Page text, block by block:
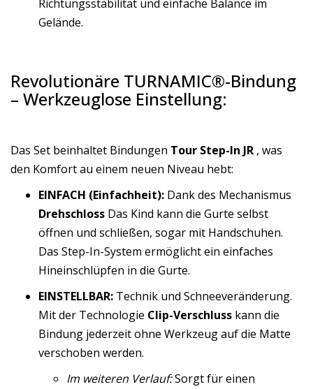
Richtungsstabilität und einfache Balance im
Gelände.
Revolutionäre TURNAMIC®-Bindung
– Werkzeuglose Einstellung:
Das Set beinhaltet Bindungen Tour Step-In JR , was
den Komfort au einem neuen Niveau hebt:
EINFACH (Einfachheit): Dank des Mechanismus
Drehschloss Das Kind kann die Gurte selbst
öffnen und schließen, sogar mit Handschuhen.
Das Step-In-System ermöglicht ein einfaches
Hineinschlüpfen in die Gurte.
EINSTELLBAR: Technik und Schneeveränderung.
Mit der Technologie Clip-Verschluss kann die
Bindung jederzeit ohne Werkzeug auf die Matte
verschoben werden.
Im weiteren Verlauf:Sorgt für einen